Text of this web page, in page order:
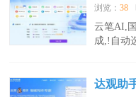
浏览：38
云笔AI,
成,!自动
达观助